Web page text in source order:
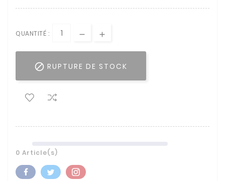
QUANTITÉ :
 RUPTURE DE STOCK
0 Article(s)